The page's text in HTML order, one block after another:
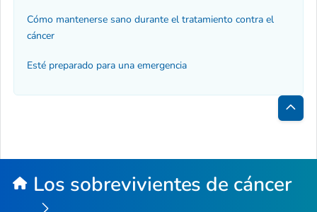
Cómo mantenerse sano durante el tratamiento contra el
cáncer
Esté preparado para una emergencia
la
Los sobrevivientes de cáncer